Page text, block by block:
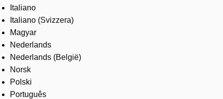
Italiano
Italiano (Svizzera)
Magyar
Nederlands
Nederlands (België)
Norsk
Polski
Português